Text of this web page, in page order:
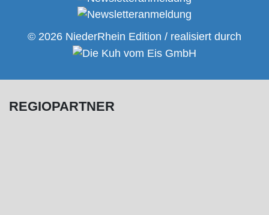
© 2026 NiederRhein Edition / realisiert durch
REGIOPARTNER